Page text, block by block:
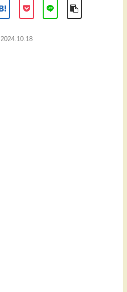
2024.10.18